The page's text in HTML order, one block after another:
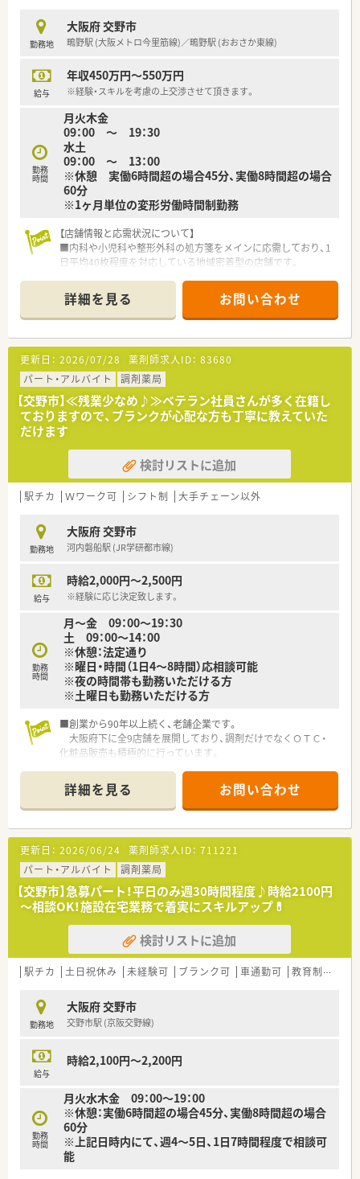
勤務地
大阪府 交野市
鴫野駅 (大阪メトロ今里筋線)／鴫野駅 (おおさか東線)
給与
年収450万円～550万円
※経験・スキルを考慮の上交渉させて頂きます。
勤務
時間
月火木金
09：00 ～ 19：30
水土
09：00 ～ 13：00
※休憩 実働6時間超の場合45分、実働8時間超の場合
60分
※1ヶ月単位の変形労働時間制勤務
【店舗情報と応需状況について】
■内科や小児科や整形外科の処方箋をメインに応需しており、1
日平均40枚程度を対応している地域密着型の店舗です。
のアクセスが非常に便利な働きやすい職場環境です。
■機械化に積極的なため必要な機器類は一通り揃っており、患者
様としっかり向き合う時間を確保できる調剤環境です。
【法人特徴について】
■関西圏を中心に多数の店舗を展開し、大手グループの一員とし
て充実した教育制度や福利厚生を備えた安定企業です。
■長くお勤めになる方が多く離職率が非常に低いのが特徴で、従
業員一人ひとりの生活背景を大切にしてくれる会社です。
■無理な異動の打診や厳しいノルマなどが課せられることも少
なく、スタッフの高い満足度と働きやすさを維持しています。
【勤務実態について】
■有給休暇の取得推進も積極的に行っており、各種休暇を合わせ
ると実質年間休日130日以上となるゆとりのある環境です。
支援があり、一人に業務負担が偏らないよう配慮されています。
■残業代は1分単位できっちりと支給されるため、日々の頑張り
がしっかりと給与に反映される安心の労務管理体制です。
詳細を見る お問い合わせ
更新日： 2026/07/28 薬剤師求人ID： 83680
パート・アルバイト
調剤薬局
【交野市】≪残業少なめ♪≫ベテラン社員さんが多く在籍し
ておりますので、ブランクが心配な方も丁寧に教えていた
だけます
検討リストに追加
駅チカ Ｗワーク可 シフト制 大手チェーン以外
勤務地
大阪府 交野市
河内磐船駅 (JR学研都市線)
給与
時給2,000円～2,500円
※経験に応じ決定致します。
勤務
時間
月～金 09：00～19：30
土 09：00～14：00
※休憩：法定通り
※曜日・時間（1日4～8時間）応相談可能
※夜の時間帯も勤務いただける方
※土曜日も勤務いただける方
■創業から90年以上続く、老舗企業です。
大阪府下に全9店舗を展開しており、調剤だけでなくＯＴＣ・
化粧品販売も積極的に行っています。
■残業がほぼ無く、仕事とプライベートを分けメリハリをつけて
働けます。
■社員全員、穏やかな人柄の方が多く、アットホームな職場で
す。
ブランク有りでも気軽に相談に乗ってくださる企業様ですの
で、
経験を積みたい、地域の人の役に立ちたい、など意欲のある方
ご応募ください。
人物重視の採用をします。
詳細を見る お問い合わせ
更新日： 2026/06/24 薬剤師求人ID： 711221
パート・アルバイト
調剤薬局
【交野市】急募パート！平日のみ週30時間程度♪時給2100円
～相談OK！施設在宅業務で着実にスキルアップ💊
検討リストに追加
駅チカ 土日祝休み 未経験可 ブランク可 車通勤可 教育制度あり
勤務地
大阪府 交野市
交野市駅 (京阪交野線)
給与
時給2,100円～2,200円
勤務
時間
月火水木金 09：00～19：00
※休憩：実働6時間超の場合45分、実働8時間超の場合
60分
※上記日時内にて、週4～5日、1日7時間程度で相談可
能